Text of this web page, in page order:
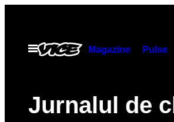
contentOpen
Menu
Magazine Pulse
Jurnalul de